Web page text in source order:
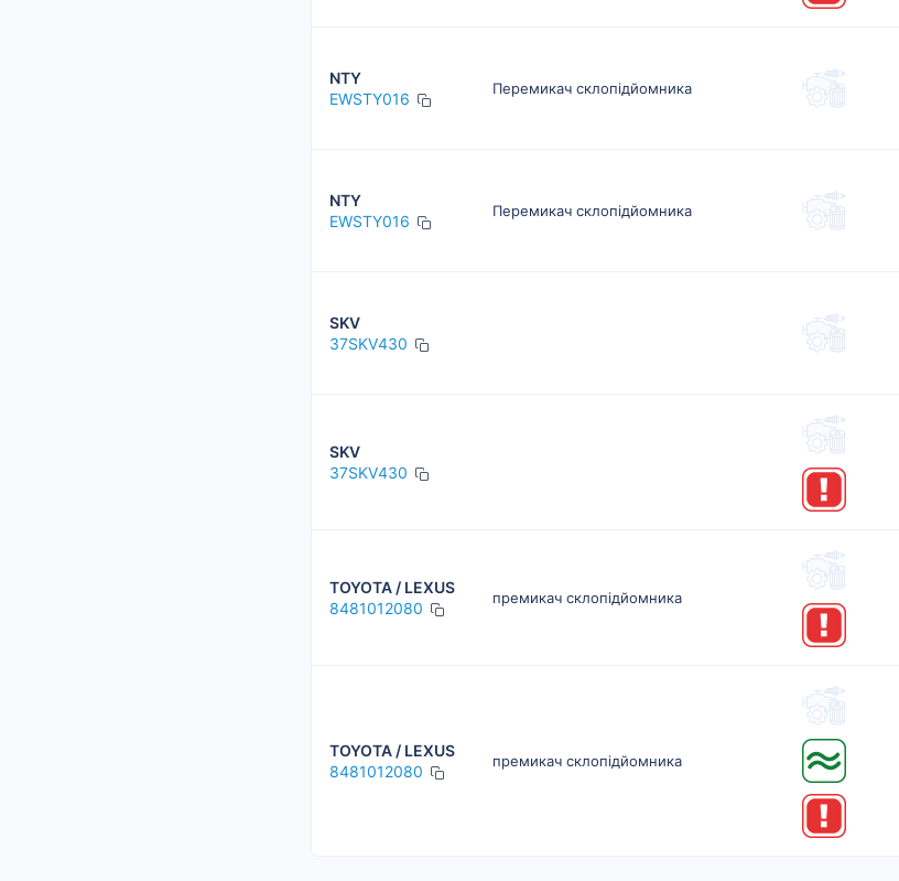
NTY
EWSTY016
Перемикач склопідйомника
NTY
EWSTY016
Перемикач склопідйомника
SKV
37SKV430
SKV
37SKV430
TOYOTA / LEXUS
8481012080
премикач склопідйомника
TOYOTA / LEXUS
8481012080
премикач склопідйомника